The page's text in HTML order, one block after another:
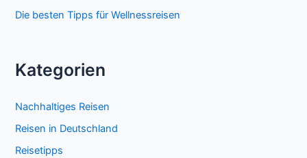
Die besten Tipps für Wellnessreisen
Kategorien
Nachhaltiges Reisen
Reisen in Deutschland
Reisetipps